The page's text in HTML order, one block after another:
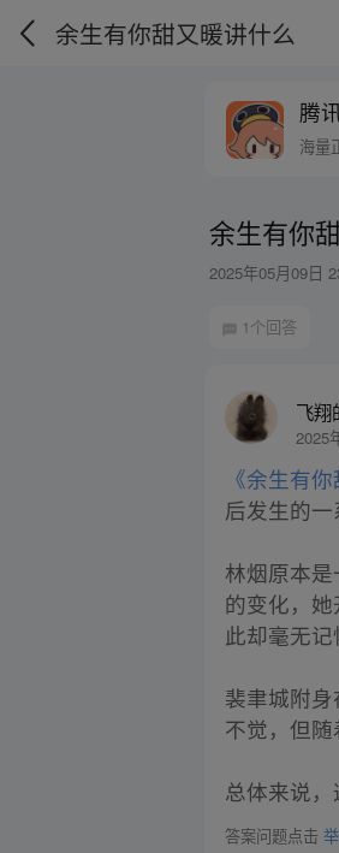
余生有你甜又暖讲什么
腾
海量
余生有你
2025年05月09日
1个回答
飞翔
2025
《余生有你
后发生的一
林烟原本
的变化，
此却毫无
裴聿城附
不觉，但
总体来说
答案问题点击